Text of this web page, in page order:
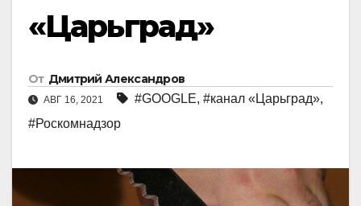
«Царьград»
От Дмитрий Александров
АВГ 16, 2021 #GOOGLE, #канал «Царьград»,
#Роскомнадзор